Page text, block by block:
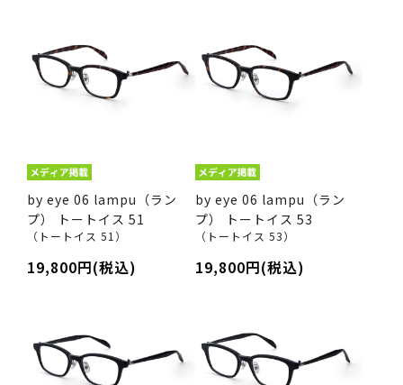
by eye 06 lampu（ラン
プ） トートイス 51
（トートイス 51）
19,800円(税込)
by eye 06 lampu（ラン
プ） トートイス 53
（トートイス 53）
19,800円(税込)